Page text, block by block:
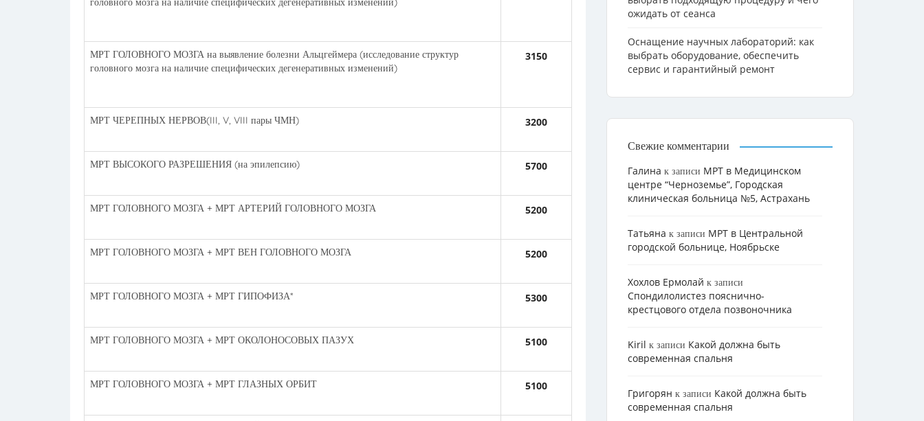
МРТ ГОЛОВНОГО МОЗГА на выявление болезни Альцгеймера (исследование структур
головного мозга на наличие специфических дегенеративных изменений)
3150
МРТ ЧЕРЕПНЫХ НЕРВОВ(III, V, VIII пары ЧМН) 3200
МРТ ВЫСОКОГО РАЗРЕШЕНИЯ (на эпилепсию) 5700
МРТ ГОЛОВНОГО МОЗГА + МРТ АРТЕРИЙ ГОЛОВНОГО МОЗГА 5200
МРТ ГОЛОВНОГО МОЗГА + МРТ ВЕН ГОЛОВНОГО МОЗГА 5200
МРТ ГОЛОВНОГО МОЗГА + МРТ ГИПОФИЗА* 5300
МРТ ГОЛОВНОГО МОЗГА + МРТ ОКОЛОНОСОВЫХ ПАЗУХ 5100
МРТ ГОЛОВНОГО МОЗГА + МРТ ГЛАЗНЫХ ОРБИТ 5100
ожидать от сеанса
Оснащение научных лабораторий: как
выбрать оборудование, обеспечить
сервис и гарантийный ремонт
Свежие комментарии
Галина к записи МРТ в Медицинском
центре “Черноземье”, Городская
клиническая больница №5, Астрахань
Татьяна к записи МРТ в Центральной
городской больнице, Ноябрьске
Хохлов Ермолай к записи
Cпондилолистез пояснично-
крестцового отдела позвоночника
Kiril к записи Какой должна быть
современная спальня
Григорян к записи Какой должна быть
современная спальня